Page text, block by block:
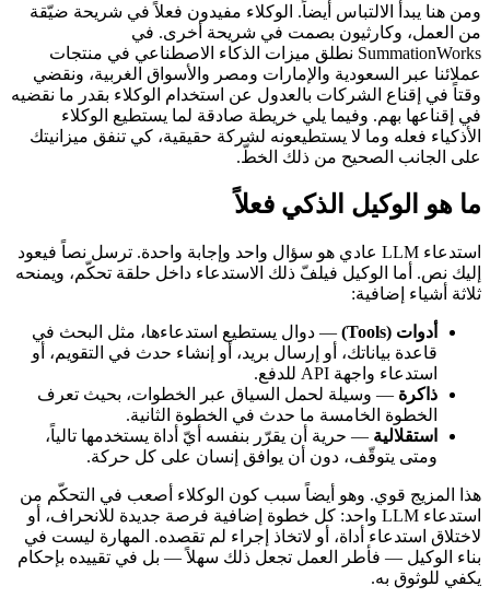
ومن هنا يبدأ الالتباس أيضاً. الوكلاء مفيدون فعلاً في شريحة ضيّقة
من العمل، وكارثيون بصمت في شريحة أخرى. في
SummationWorks نطلق ميزات الذكاء الاصطناعي في منتجات
عملائنا عبر السعودية والإمارات ومصر والأسواق الغربية، ونقضي
وقتاً في إقناع الشركات بالعدول عن استخدام الوكلاء بقدر ما نقضيه
في إقناعها بهم. وفيما يلي خريطة صادقة لما يستطيع الوكلاء
الأذكياء فعله وما لا يستطيعونه لشركة حقيقية، كي تنفق ميزانيتك
على الجانب الصحيح من ذلك الخطّ.
ما هو الوكيل الذكي فعلاً
استدعاء LLM عادي هو سؤال واحد وإجابة واحدة. ترسل نصاً فيعود
إليك نص. أما الوكيل فيلفّ ذلك الاستدعاء داخل حلقة تحكّم، ويمنحه
ثلاثة أشياء إضافية:
أدوات (Tools)
— دوال يستطيع استدعاءها، مثل البحث في
قاعدة بياناتك، أو إرسال بريد، أو إنشاء حدث في التقويم، أو
استدعاء واجهة API للدفع.
ذاكرة — وسيلة لحمل السياق عبر الخطوات، بحيث تعرف
الخطوة الخامسة ما حدث في الخطوة الثانية.
استقلالية — حرية أن يقرّر بنفسه أيّ أداة يستخدمها تالياً،
ومتى يتوقّف، دون أن يوافق إنسان على كل حركة.
هذا المزيج قوي. وهو أيضاً سبب كون الوكلاء أصعب في التحكّم من
استدعاء LLM واحد: كل خطوة إضافية فرصة جديدة للانحراف، أو
لاختلاق استدعاء أداة، أو لاتخاذ إجراء لم تقصده. المهارة ليست في
بناء الوكيل — فأطر العمل تجعل ذلك سهلاً — بل في تقييده بإحكام
يكفي للوثوق به.